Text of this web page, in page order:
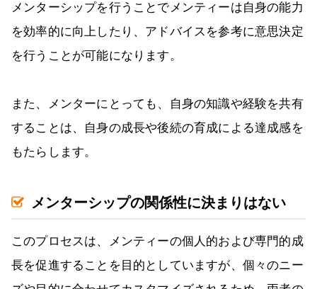
メンターシップを行うことでメンティーは自身の能力
を効率的に向上したり、アドバイスを参考に意思決定
を行うことが可能になります。
また、メンターにとっても、自身の知識や経験を共有
することは、自身の成長や後続の育成による達成感を
もたらします。
メンターシップの関係性に決まりはない
このプロセスは、メンティーの個人的および専門的成
長を促進することを目的としていますが、個々のニー